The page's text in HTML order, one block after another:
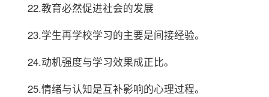
22.教育必然促进社会的发展
23.学生再学校学习的主要是间接经验。
24.动机强度与学习效果成正比。
25.情绪与认知是互补影响的心理过程。